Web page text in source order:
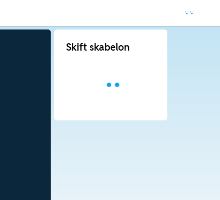
Skift skabelon